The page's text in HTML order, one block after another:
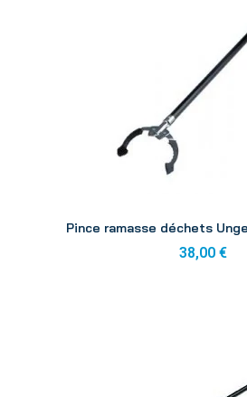
Pince ramasse déchets
38,00 €